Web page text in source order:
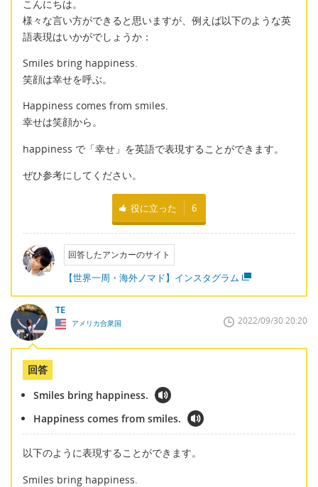
こんにちは。
様々な言い方ができると思いますが、例えば以下のような英
語表現はいかがでしょうか：
Smiles bring happiness.
笑顔は幸せを呼ぶ。
Happiness comes from smiles.
幸せは笑顔から。
happiness で「幸せ」を英語で表現することができます。
ぜひ参考にしてください。
役に立った 6
回答したアンカーのサイト
【世界一周・海外ノマド】インスタグラム
TE
アメリカ合衆国 2022/09/30 20:20
回答
Smiles bring happiness.
Happiness comes from smiles.
以下のように表現することができます。
Smiles bring happiness.